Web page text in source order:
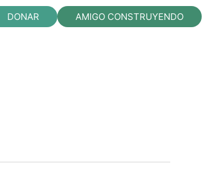
DONAR AMIGO CONSTRUYENDO